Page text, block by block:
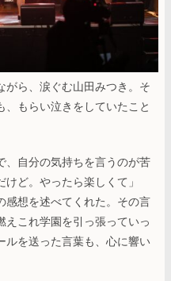
ら、涙ぐむ山田みつき。そ
もらい泣きをしていたこと
、自分の気持ちを言うのが苦
ど。やったら楽しくて」
感想を述べてくれた。その言
これ学園を引っ張っていっ
ルを送った言葉も、心に響い